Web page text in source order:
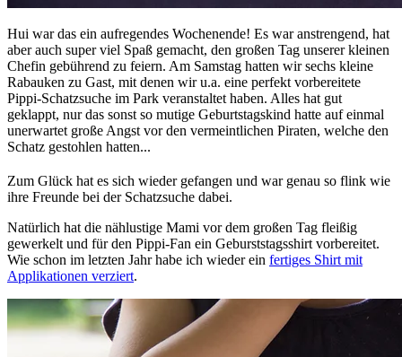
Hui war das ein aufregendes Wochenende! Es war anstrengend, hat
aber auch super viel Spaß gemacht, den großen Tag unserer kleinen
Chefin gebührend zu feiern. Am Samstag hatten wir sechs kleine
Rabauken zu Gast, mit denen wir u.a. eine perfekt vorbereitete
Pippi-Schatzsuche im Park veranstaltet haben. Alles hat gut
geklappt, nur das sonst so mutige Geburtstagskind hatte auf einmal
unerwartet große Angst vor den vermeintlichen Piraten, welche den
Schatz gestohlen hatten...
Zum Glück hat es sich wieder gefangen und war genau so flink wie
ihre Freunde bei der Schatzsuche dabei.
Natürlich hat die nählustige Mami vor dem großen Tag fleißig
gewerkelt und für den Pippi-Fan ein Geburststagsshirt vorbereitet.
Wie schon im letzten Jahr habe ich wieder ein fertiges Shirt mit
Applikationen verziert.